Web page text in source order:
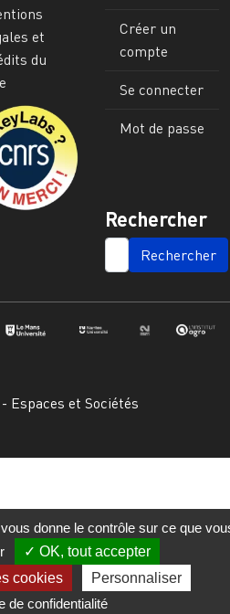
et
du
Créer un
compte
Se connecter
Mot de passe
Rechercher
SEARCH
Espaces et Sociétés
donne le contrôle sur ce que
OK, tout accepter
cookies
Personnaliser
de confidentialité